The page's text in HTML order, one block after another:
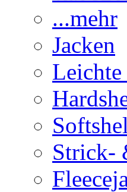
...mehr
Jacken
Strick-